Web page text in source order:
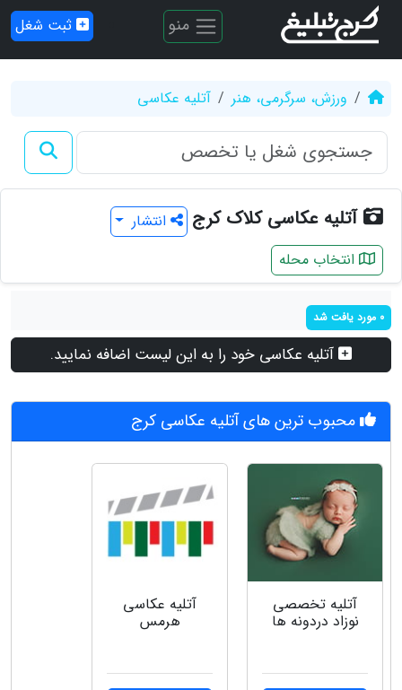
منو ثبت شغل
ورزش، سرگرمی، هنر آتلیه عکاسی
آتلیه عکاسی کلاک کرج
انتشار
انتخاب محله
0 مورد یافت شد
آتلیه عکاسی خود را به این لیست اضافه نمایید.
محبوب ترین های آتلیه عکاسی کرج
آتلیه تخصصی
نوزاد دردونه ها
آتلیه عکاسی
هرمس